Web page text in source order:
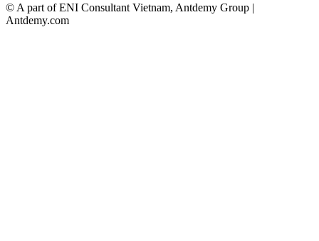
© A part of ENI Consultant Vietnam, Antdemy Group |
Antdemy.com